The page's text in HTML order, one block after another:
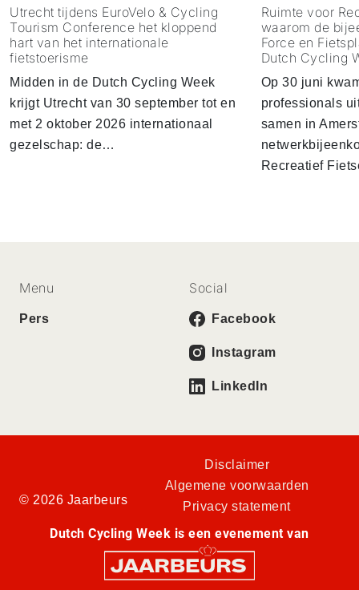
Utrecht tijdens EuroVelo & Cycling
Tourism Conference het kloppend
hart van het internationale
fietstoerisme
Midden in de Dutch Cycling Week
krijgt Utrecht van 30 september tot en
met 2 oktober 2026 internationaal
gezelschap: de…
Ruimte voor
waarom de
Force en
Dutch Cycling
Op 30 juni
professionals
samen in
Recreatief
Menu
Pers
Social
Facebook
Instagram
LinkedIn
© 2026 Jaarbeurs
Disclaimer
Algemene voorwaarden
Privacy statement
Dutch Cycling Week is een evenement van